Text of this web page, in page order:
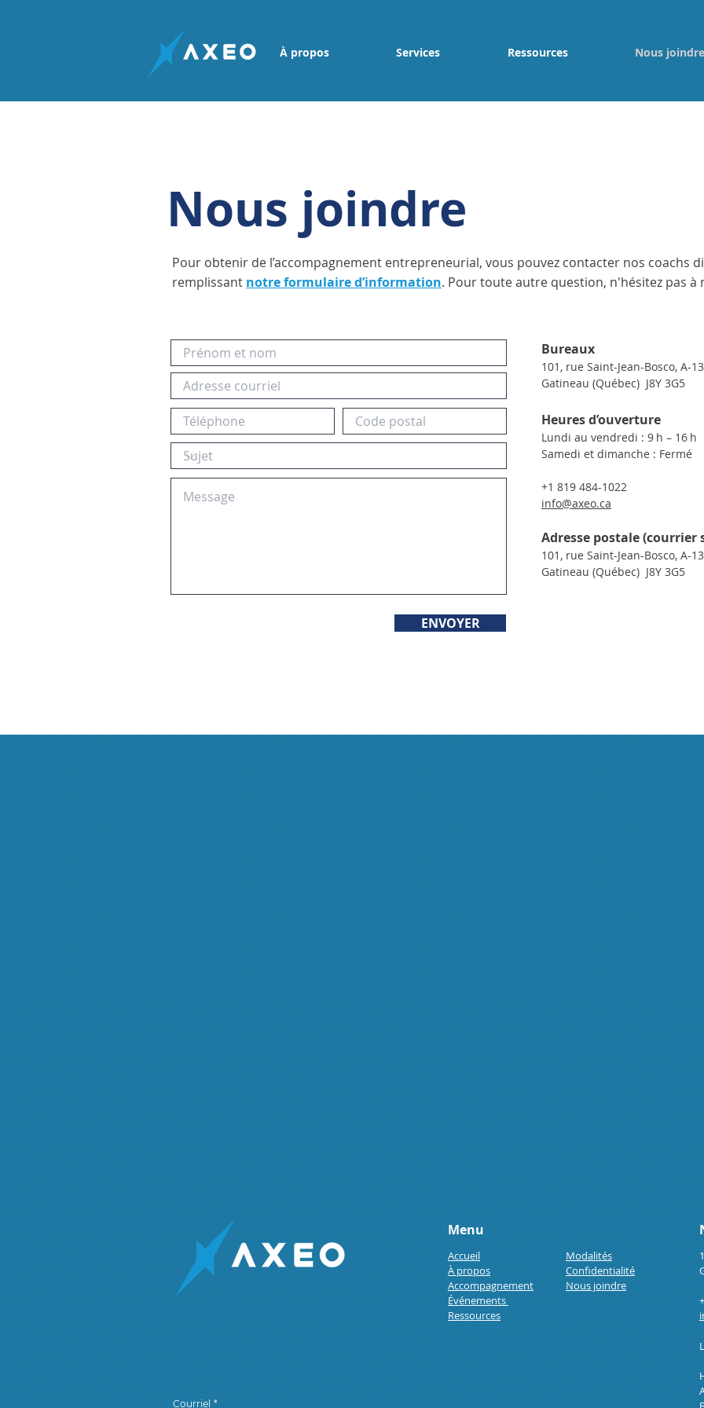
À propos Services Ressources Nous joindre
Nous joindre
Pour obtenir de l’accompagnement entrepreneurial, vous pouvez contacter nos coachs
remplissant notre formulaire d’information. Pour toute autre question, n'hésitez pas à
ENVOYER
Bureaux
101, rue Saint-Jean-Bosco, A-
Gatineau (Québec) J8Y 3G5
Heures d’ouverture
Lundi au vendredi : 9 h – 16 h
Samedi et dimanche : Fermé
+1 819 484-1022
info@axeo.ca
Adresse postale (courrier
101, rue Saint-Jean-Bosco, A-
Gatineau (Québec) J8Y 3G5
Courriel *
Menu
Accueil
À propos
Accompagnement
Événements
Ressources
Modalités
Confidentialité
Nous joindre